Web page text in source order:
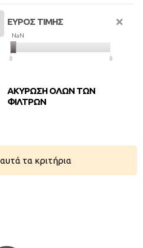
ΕΥΡΟΣ ΤΙΜΗΣ
NaN
NaN
0 0
ΑΚΥΡΩΣΗ ΟΛΩΝ ΤΩΝ
ΦΙΛΤΡΩΝ
τα κριτήρια